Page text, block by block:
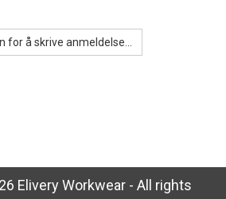
for å skrive anmeldelse...
Elivery Workwear - All rights